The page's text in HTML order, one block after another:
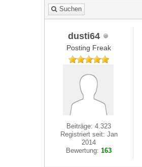
Suchen
dusti64
Posting Freak
Beiträge: 4.323
Registriert seit: Jan
2014
Bewertung:163